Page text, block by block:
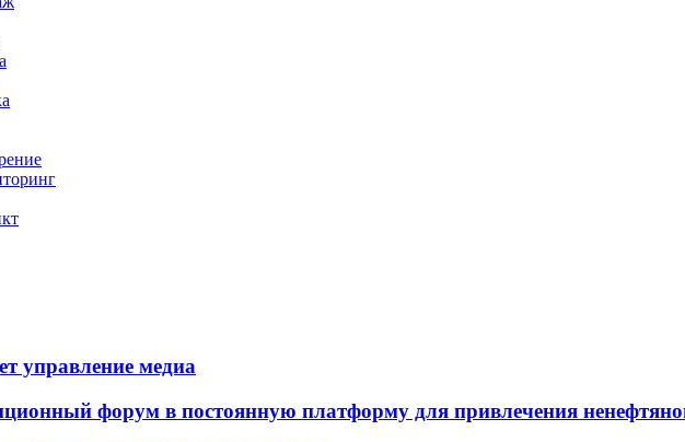
управление медиа
форум в постоянную платформу для привлечения